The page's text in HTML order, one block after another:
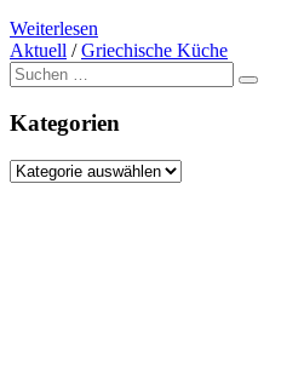
Weiterlesen
Aktuell /Griechische Küche
Suche
nach:
Kategorien
Kategorien